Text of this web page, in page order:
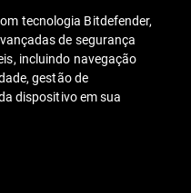
tecnologia Bitdefender,
de segurança
incluindo navegação
gestão de
dispositivo em sua